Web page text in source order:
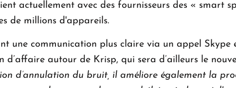
actuellement avec des fournisseurs des « smart
de millions d'appareils.
une communication plus claire via un appel Skype
d’affaire autour de Krisp, qui sera d’ailleurs le
d’annulation du bruit, il améliore également la